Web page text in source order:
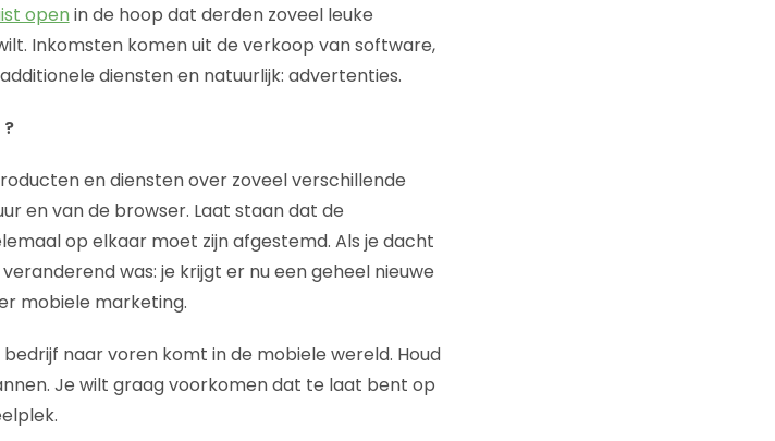
open in de hoop dat derden zoveel leuke
Inkomsten komen uit de verkoop van software,
diensten en natuurlijk: advertenties.
en diensten over zoveel verschillende
en van de browser. Laat staan dat de
op elkaar moet zijn afgestemd. Als je dacht
was: je krijgt er nu een geheel nieuwe
mobiele marketing.
naar voren komt in de mobiele wereld. Houd
Je wilt graag voorkomen dat te laat bent op